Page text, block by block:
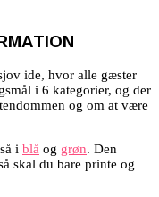
ide, hvor alle gæster
i 6 kategorier, og der
og om at være
i blå og grøn. Den
skal du bare printe og